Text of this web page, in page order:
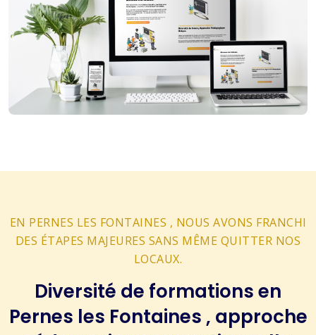
EN PERNES LES FONTAINES , NOUS AVONS FRANCHI
DES ÉTAPES MAJEURES SANS MÊME QUITTER NOS
LOCAUX.
Diversité de formations en
Pernes les Fontaines , approche